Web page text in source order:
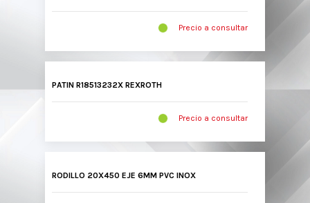
Precio a consultar
PATIN R18513232X REXROTH
Precio a consultar
RODILLO 20X450 EJE 6MM PVC INOX